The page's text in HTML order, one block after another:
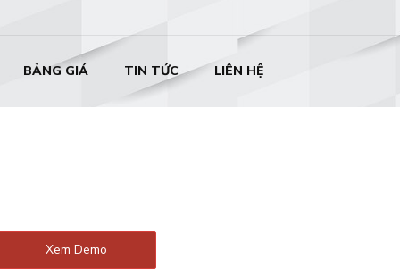
BẢNG GIÁ TIN TỨC LIÊN HỆ
Xem Demo